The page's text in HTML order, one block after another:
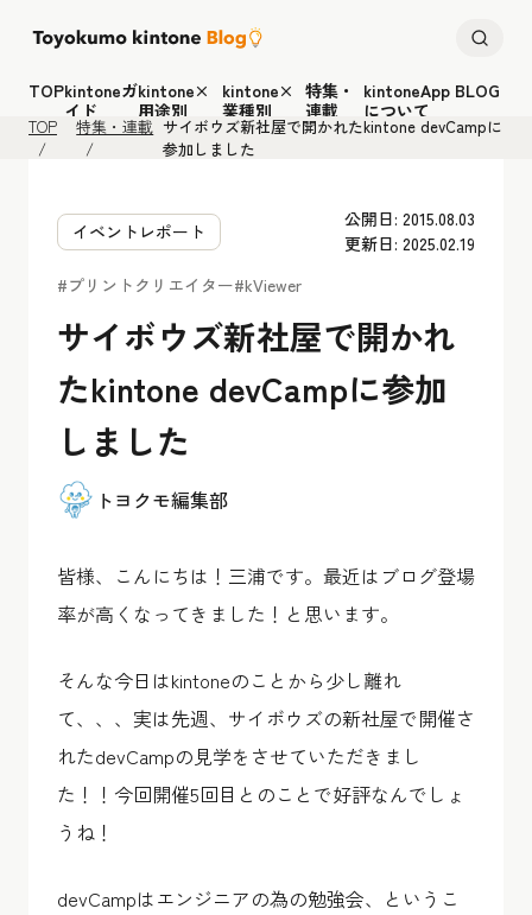
TOPkintoneガ
イド
kintone×
用途別
kintone×
業種別
特集・
連載
kintoneApp BLOG
について
TOP 特集・連載 サイボウズ新社屋で開かれたkintone devCampに
参加しました
イベントレポート
公開日: 2015.08.03
更新日: 2025.02.19
#プリントクリエイター#kViewer
サイボウズ新社屋で開かれ
たkintone devCampに参加
しました
トヨクモ編集部
皆様、こんにちは！三浦です。最近はブログ登場
率が高くなってきました！と思います。
そんな今日はkintoneのことから少し離れ
て、、、実は先週、サイボウズの新社屋で開催さ
れたdevCampの見学をさせていただきまし
た！！今回開催5回目とのことで好評なんでしょ
うね！
devCampはエンジニアの為の勉強会、というこ